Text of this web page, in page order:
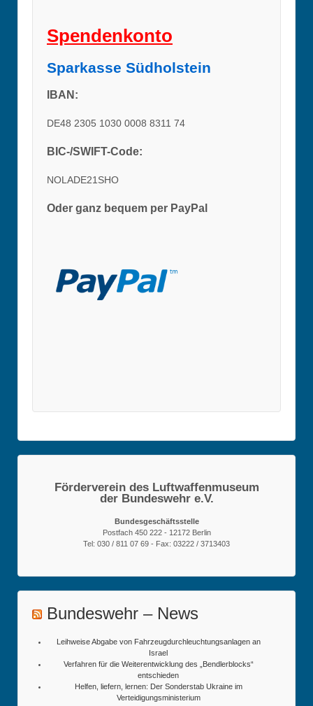
Spendenkonto
Sparkasse Südholstein
IBAN:
DE48 2305 1030 0008 8311 74
BIC-/SWIFT-Code:
NOLADE21SHO
Oder ganz bequem per PayPal
Förderverein des Luftwaffenmuseum
der Bundeswehr e.V.
Bundesgeschäftsstelle
Postfach 450 222 - 12172 Berlin
Tel: 030 / 811 07 69 - Fax: 03222 / 3713403
Bundeswehr – News
Leihweise Abgabe von Fahrzeugdurchleuchtungsanlagen an
Israel
Verfahren für die Weiterentwicklung des „Bendlerblocks“
entschieden
Helfen, liefern, lernen: Der Sonderstab Ukraine im
Verteidigungsministerium